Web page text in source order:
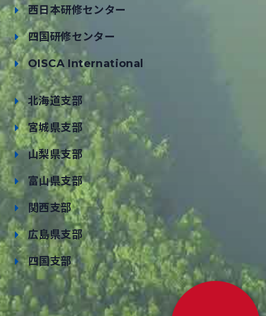
西日本研修センター
四国研修センター
OISCA International
北海道支部
宮城県支部
山梨県支部
富山県支部
関西支部
広島県支部
四国支部